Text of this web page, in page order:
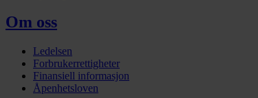
Om oss
Ledelsen
Forbrukerrettigheter
Finansiell informasjon
Åpenhetsloven